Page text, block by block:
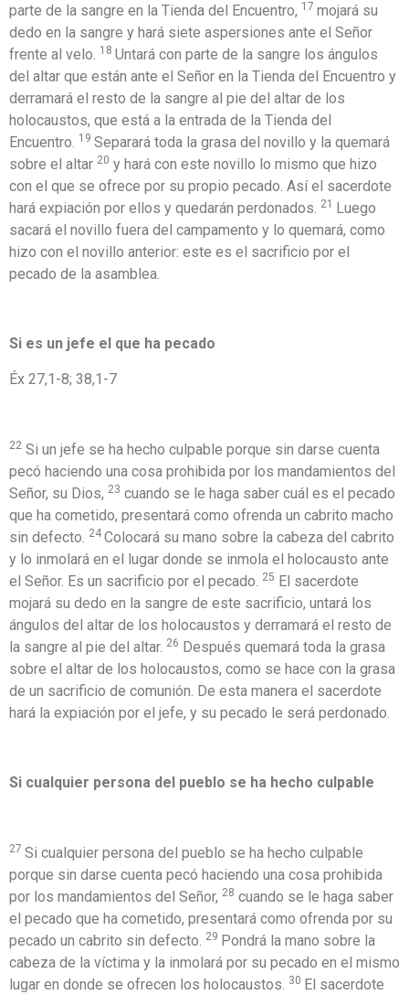
parte de la sangre en la Tienda del Encuentro, 17 mojará su
dedo en la sangre y hará siete aspersiones ante el Señor
frente al velo.
18 Untará con parte de la sangre los ángulos
del altar que están ante el Señor en la Tienda del Encuentro y
derramará el resto de la sangre al pie del altar de los
holocaustos, que está a la entrada de la Tienda del
Encuentro.
19 Separará toda la grasa del novillo y la quemará
sobre el altar 20 y hará con este novillo lo mismo que hizo
con el que se ofrece por su propio pecado. Así el sacerdote
hará expiación por ellos y quedarán perdonados.
21 Luego
sacará el novillo fuera del campamento y lo quemará, como
hizo con el novillo anterior: este es el sacrificio por el
pecado de la asamblea.
Si es un jefe el que ha pecado
Éx 27,1-8; 38,1-7
22 Si un jefe se ha hecho culpable porque sin darse cuenta
pecó haciendo una cosa prohibida por los mandamientos del
Señor, su Dios, 23 cuando se le haga saber cuál es el pecado
que ha cometido, presentará como ofrenda un cabrito macho
sin defecto.
24 Colocará su mano sobre la cabeza del cabrito
y lo inmolará en el lugar donde se inmola el holocausto ante
el Señor. Es un sacrificio por el pecado.
25 El sacerdote
mojará su dedo en la sangre de este sacrificio, untará los
ángulos del altar de los holocaustos y derramará el resto de
la sangre al pie del altar. 26 Después quemará toda la grasa
sobre el altar de los holocaustos, como se hace con la grasa
de un sacrificio de comunión. De esta manera el sacerdote
hará la expiación por el jefe, y su pecado le será perdonado.
Si cualquier persona del pueblo se ha hecho culpable
27 Si cualquier persona del pueblo se ha hecho culpable
porque sin darse cuenta pecó haciendo una cosa prohibida
por los mandamientos del Señor, 28 cuando se le haga saber
el pecado que ha cometido, presentará como ofrenda por su
pecado un cabrito sin defecto. 29 Pondrá la mano sobre la
cabeza de la víctima y la inmolará por su pecado en el mismo
lugar en donde se ofrecen los holocaustos. 30 El sacerdote